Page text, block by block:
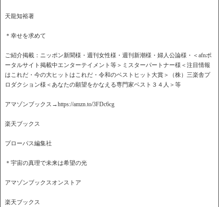
天龍知裕著
＊幸せを求めて
ご紹介掲載：ニッポン新聞様・週刊女性様・週刊新潮様・婦人公論様・＜afnポ
ータルサイト掲載中エンターテイメント等＞ミスターパートナー様＜注目情報
はこれだ・今の大ヒットはこれだ・令和のベストヒット大賞＞（株）三楽舎プ
ロダクション様＜あなたの願望をかなえる専門家ベスト３４人＞等
アマゾンブックス→https://amzn.to/3FDc6cg
楽天ブックス
プローパス編集社
＊宇宙の真理で未来は希望の光
アマゾンブックスオンストア
楽天ブックス